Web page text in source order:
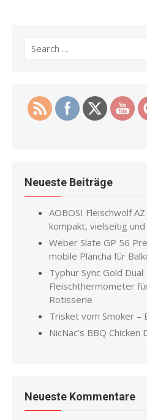
Search
Neueste Beiträge
AOBOSI Fleischwolf
kompakt, vielseitig
Weber Slate GP 56
mobile Plancha für
Typhur Sync Gold
Fleischthermometer
Rotisserie
Trisket vom Smoker –
NicNac’s BBQ
Neueste Kommentare